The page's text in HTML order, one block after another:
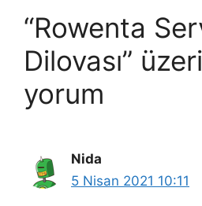
“Rowenta
Dilovası”
yorum
Nida
5 Nisan 2021 10:11